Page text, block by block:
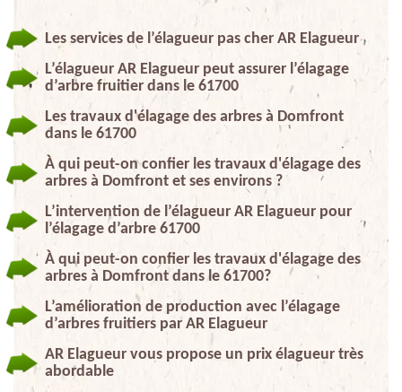
Les services de l’élagueur pas cher AR Elagueur
L’élagueur AR Elagueur peut assurer l’élagage
d’arbre fruitier dans le 61700
Les travaux d'élagage des arbres à Domfront
dans le 61700
À qui peut-on confier les travaux d'élagage des
arbres à Domfront et ses environs ?
L’intervention de l’élagueur AR Elagueur pour
l’élagage d’arbre 61700
À qui peut-on confier les travaux d'élagage des
arbres à Domfront dans le 61700?
L’amélioration de production avec l’élagage
d’arbres fruitiers par AR Elagueur
AR Elagueur vous propose un prix élagueur très
abordable